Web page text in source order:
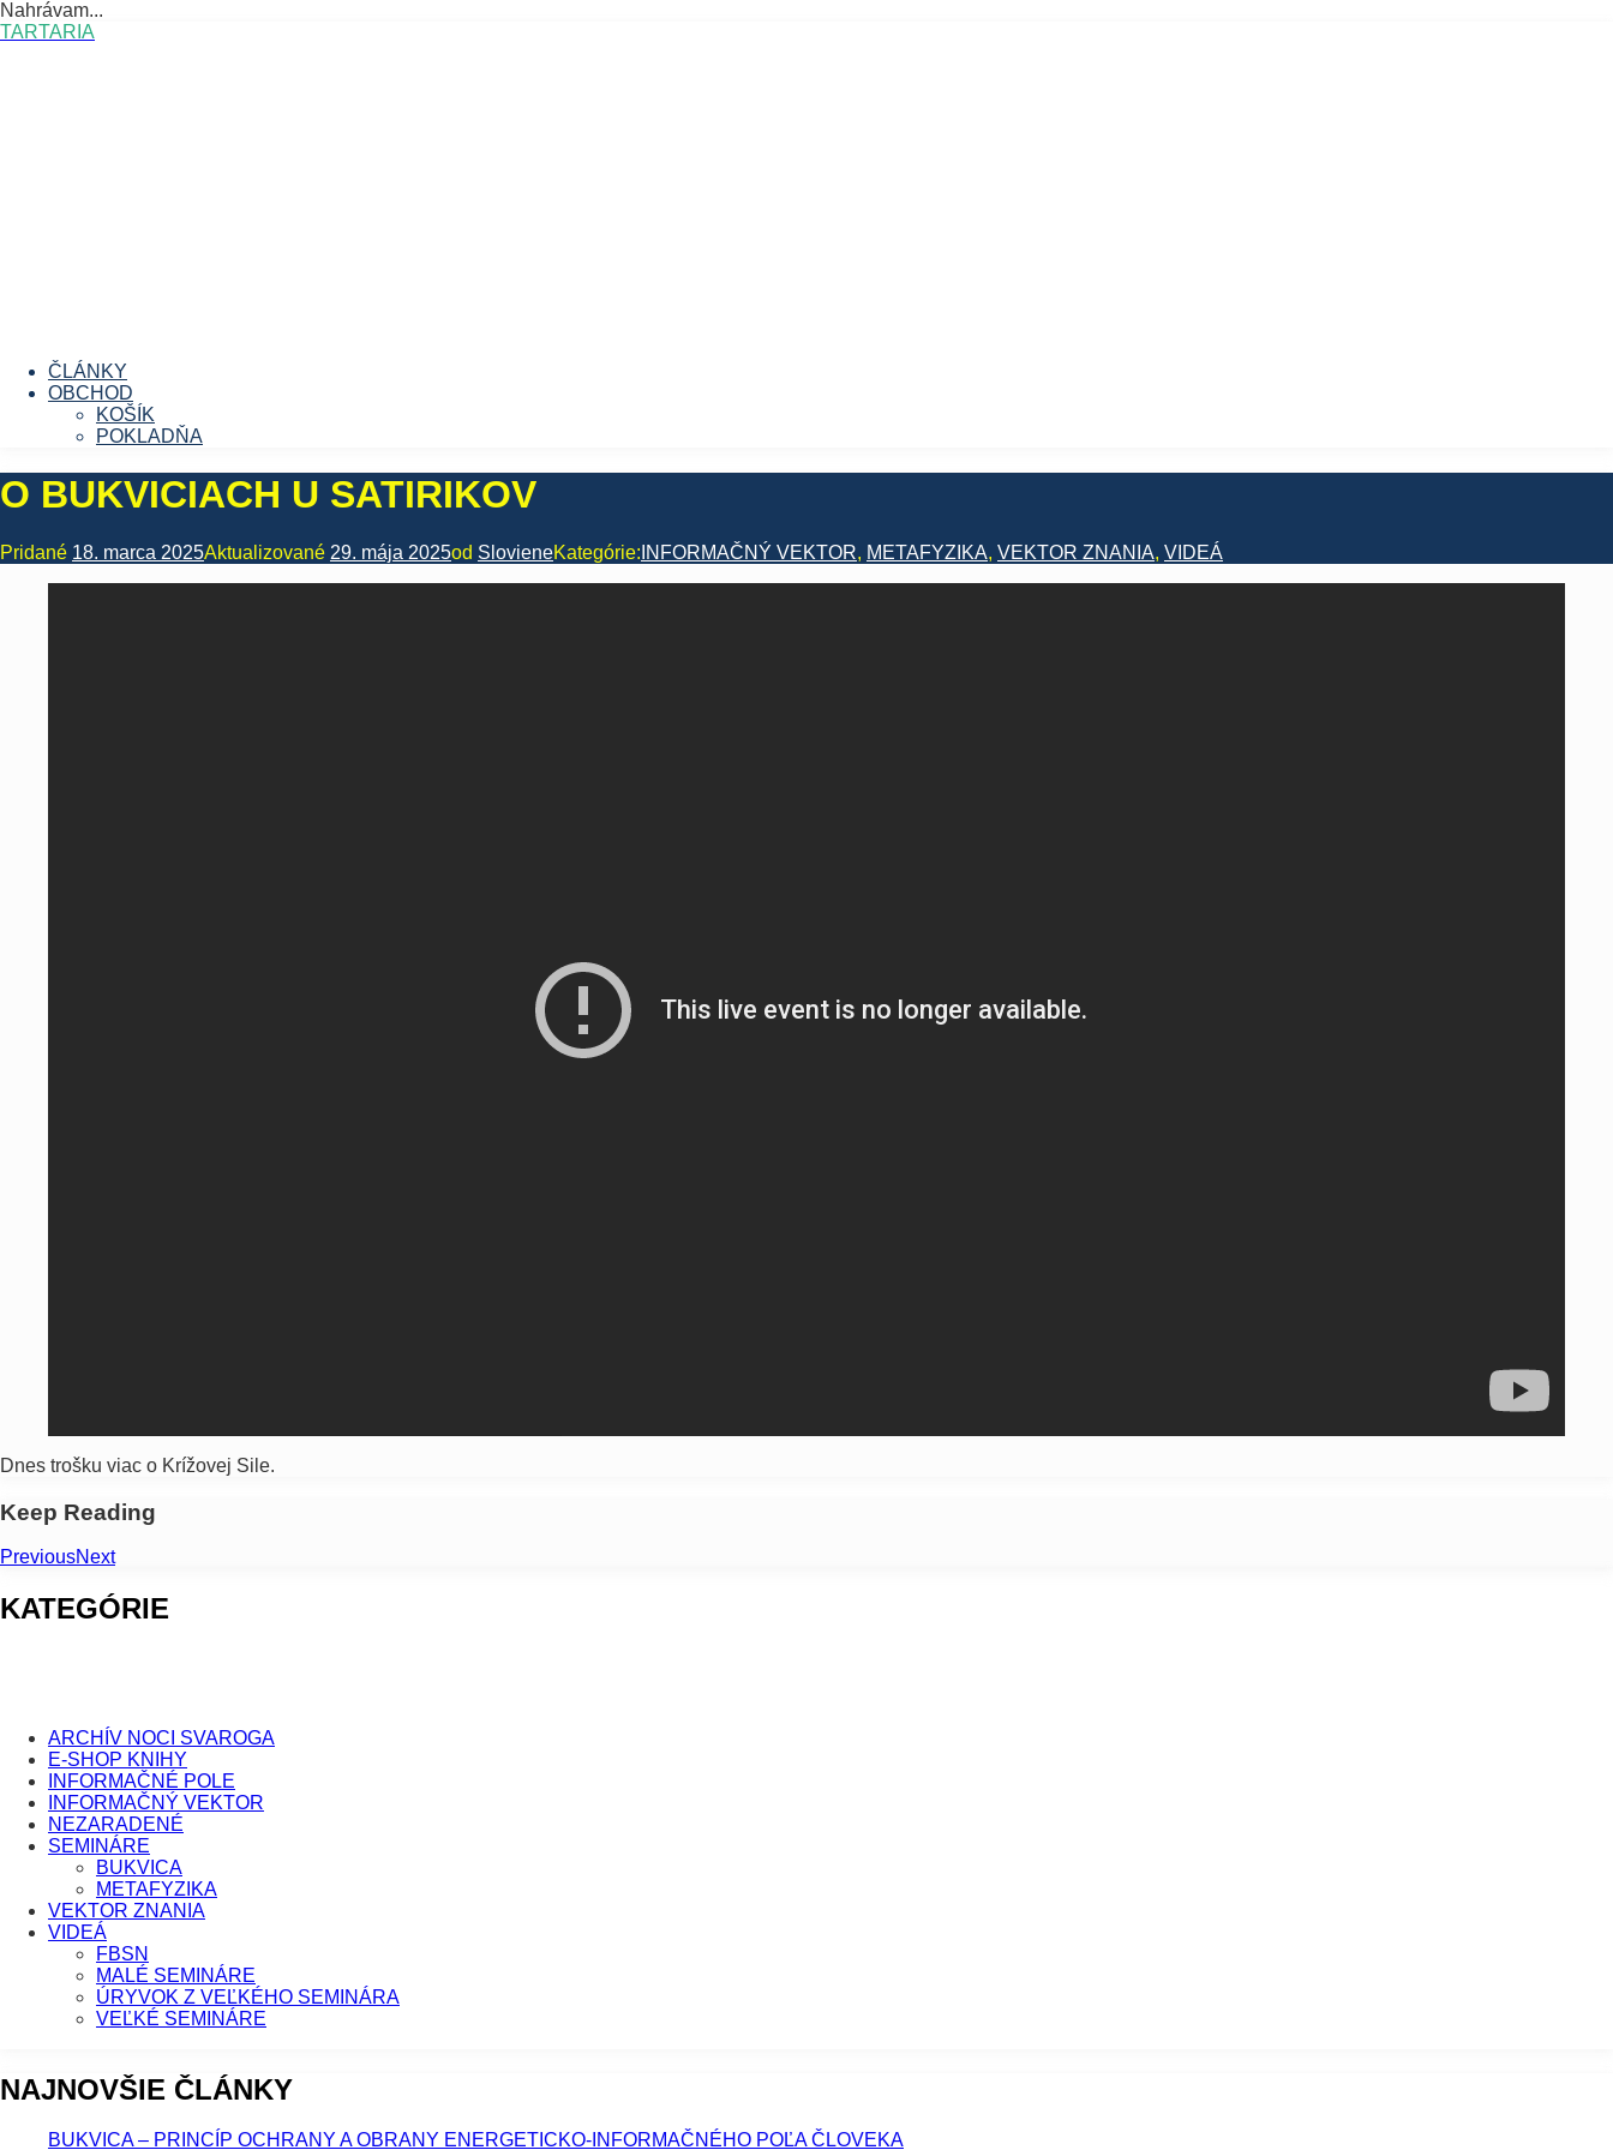
Nahrávam...
Prejsť
TARTARIA
ČLÁNKY
OBCHOD
KOŠÍK
POKLADŇA
O BUKVICIACH U SATIRIKOV
Pridané 18. marca 2025Aktualizované 29. mája 2025od SlovieneKategórie: INFORMAČNÝ VEKTOR, METAFYZIKA, VEKTOR ZNANIA, VIDEÁ
Dnes trošku viac o Krížovej Sile.
Keep Reading
PreviousNext
KATEGÓRIE
ARCHÍV NOCI SVAROGA
E-SHOP KNIHY
INFORMAČNÉ POLE
INFORMAČNÝ VEKTOR
NEZARADENÉ
SEMINÁRE
BUKVICA
METAFYZIKA
VEKTOR ZNANIA
VIDEÁ
FBSN
MALÉ SEMINÁRE
ÚRYVOK Z VEĽKÉHO SEMINÁRA
VEĽKÉ SEMINÁRE
NAJNOVŠIE ČLÁNKY
BUKVICA – PRINCÍP OCHRANY A OBRANY ENERGETICKO-INFORMAČNÉHO POĽA ČLOVEKA